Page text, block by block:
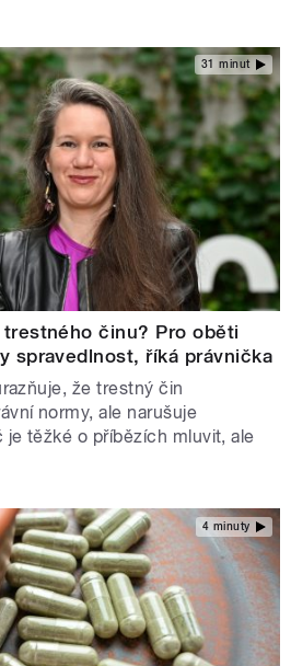
31 minut
činu? Pro oběti
spravedlnost, říká právnička
že trestný čin
normy, ale narušuje
je těžké o příbězích mluvit, ale
4 minuty